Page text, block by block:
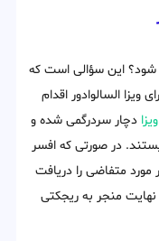
شود؟ این سؤالی است که
ویزا السالوادور اقدام
ویزا دچار سردرگمی شده و
در صورتی که افسر
مورد متفاضی را دریافت
نهایت منجر به ریجکتی